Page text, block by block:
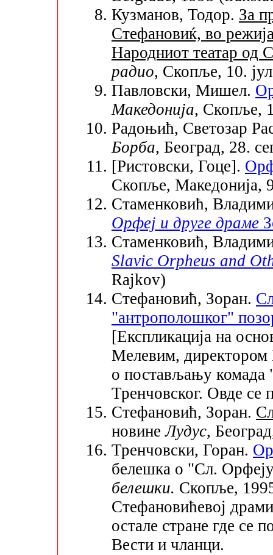
Кузманов, Тодор. За
Стефановиќ, во
Народниот театар од
радио, Скопље, 10.
Павловски, Мишел.
Македонија, Скопље,
Радоњић, Светозар
Борба, Београд, 28.
[Ристовски, Гоце].
Скопље, Македонија,
Стаменковић,
Орфеј и друге драме
Стаменковић,
Slavic Orpheus and
Rajkov)
Стефановић, Зоран.
"антрополошког"
[Експликација на
Мелевим,
о постављању комада
Тренчовског. Овде се
Стефановић, Зоран.
новинеЛудус,
Тренчовски, Горан.
белешка о "Сл.
белешки. Скопље,
Стефановићевој
остале стране где се
Вести и чланци.